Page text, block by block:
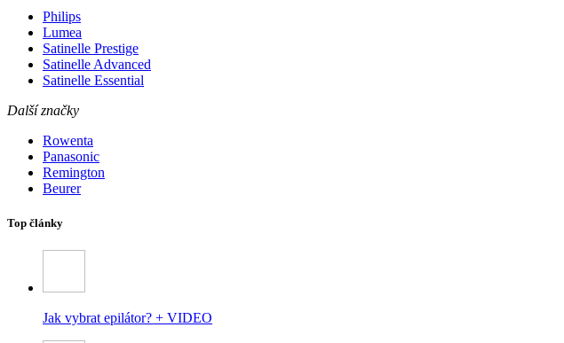
Philips
Lumea
Satinelle Prestige
Satinelle Advanced
Satinelle Essential
Další značky
Rowenta
Panasonic
Remington
Beurer
Top články
Jak vybrat epilátor? + VIDEO